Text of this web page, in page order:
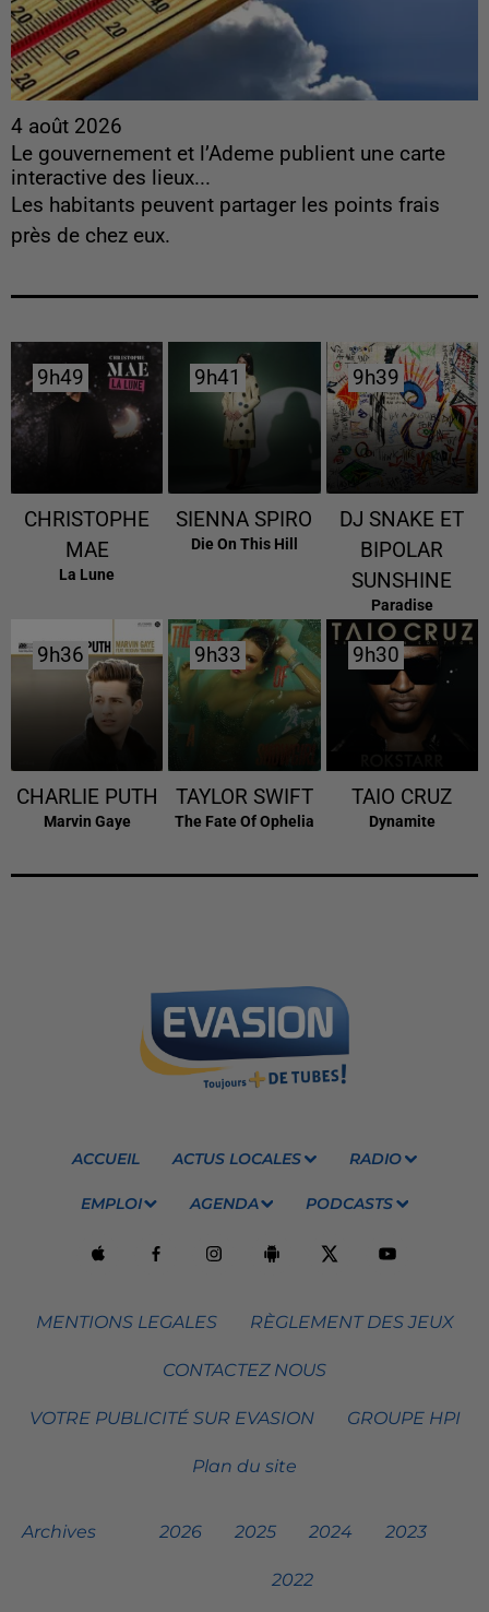
4 août 2026
Le gouvernement et l’Ademe publient une carte
interactive des lieux...
Les habitants peuvent partager les points frais
près de chez eux.
9h49
9h49
CHRISTOPHE
MAE
La Lune
9h41
9h41
SIENNA SPIRO
Die On This Hill
9h39
9h39
DJ SNAKE ET
BIPOLAR
SUNSHINE
Paradise
9h36
9h36
CHARLIE PUTH
Marvin Gaye
9h33
9h33
TAYLOR SWIFT
The Fate Of Ophelia
9h30
9h30
TAIO CRUZ
Dynamite
ACCUEIL ACTUS LOCALES RADIO
EMPLOI AGENDA PODCASTS
MENTIONS LEGALES RÈGLEMENT DES JEUX
CONTACTEZ NOUS
VOTRE PUBLICITÉ SUR EVASION GROUPE HPI
Plan du site
Archives 2026 2025 2024 2023
2022